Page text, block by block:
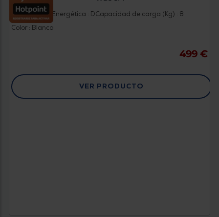
Clasificación Energética : DCapacidad de carga (Kg) : 8
Color : Blanco
499 €
VER PRODUCTO